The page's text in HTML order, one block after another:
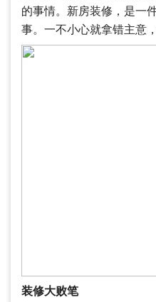
的事情。新房装修，是一
事。一不小心就拿错主意
装修大败笔